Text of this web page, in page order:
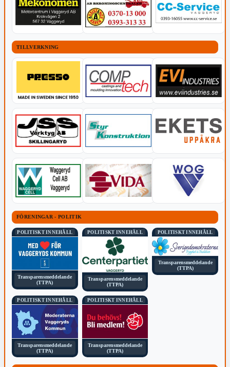
TILLVERKNING
FÖRENINGAR - POLITIK
POLITISKT INNEHÅLL
Transparensmeddelande
(TTPA)
POLITISKT INNEHÅLL
Transparensmeddelande
(TTPA)
POLITISKT INNEHÅLL
Transparensmeddelande
(TTPA)
POLITISKT INNEHÅLL
Transparensmeddelande
(TTPA)
POLITISKT INNEHÅLL
Transparensmeddelande
(TTPA)